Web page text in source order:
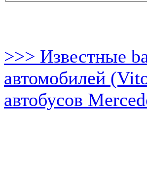
>>> Известные
автомобилей
автобусов